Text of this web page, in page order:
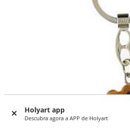
Holyart app
Descubra agora a APP de Holyart